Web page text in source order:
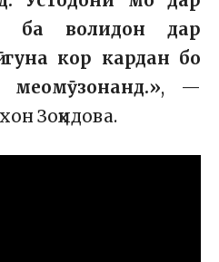
ба волидон дар
кор кардан бо
, —
Зоҳидова.